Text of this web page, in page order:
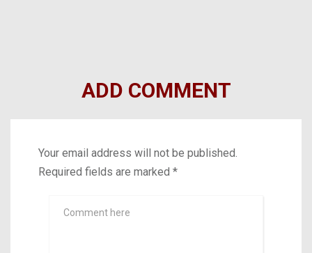
ADD COMMENT
Your email address will not be published.
Required fields are marked *